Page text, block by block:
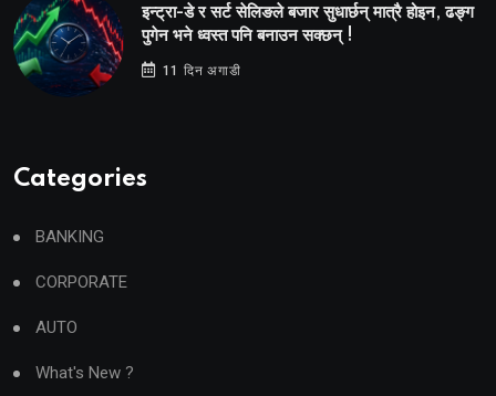
इन्ट्रा-डे र सर्ट सेलिङले बजार सुधार्छन् मात्रै होइन, ढङ्ग
पुगेन भने ध्वस्त पनि बनाउन सक्छन् !
11 दिन अगाडी
Categories
BANKING
CORPORATE
AUTO
What's New ?